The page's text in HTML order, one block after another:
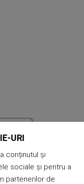
URI
conținutul și
sociale și pentru a
partenerilor de